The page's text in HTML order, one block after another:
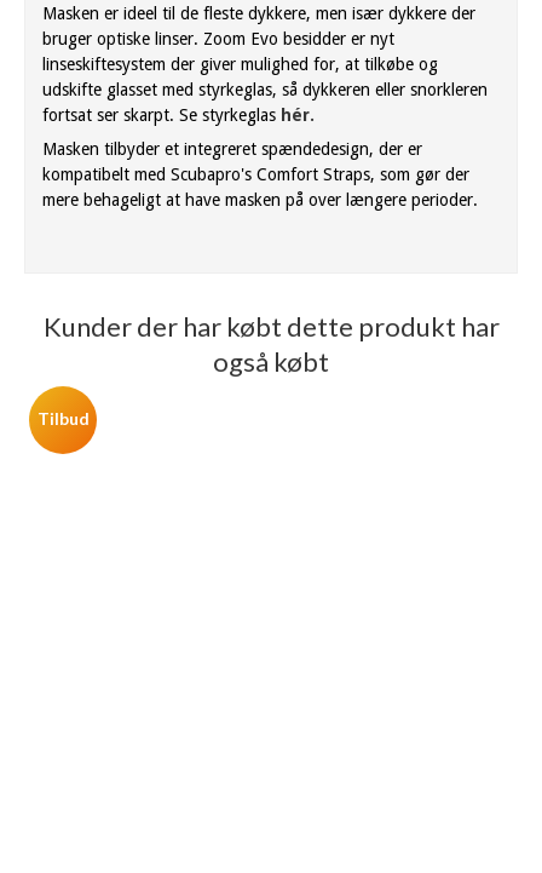
Masken er ideel til de fleste dykkere, men især dykkere der
bruger optiske linser. Zoom Evo besidder er nyt
linseskiftesystem der giver mulighed for, at tilkøbe og
udskifte glasset med styrkeglas, så dykkeren eller snorkleren
fortsat ser skarpt. Se styrkeglas hér.
Masken tilbyder et integreret spændedesign, der er
kompatibelt med Scubapro's Comfort Straps, som gør der
mere behageligt at have masken på over længere perioder.
Kunder der har købt dette produkt har
også købt
Tilbud